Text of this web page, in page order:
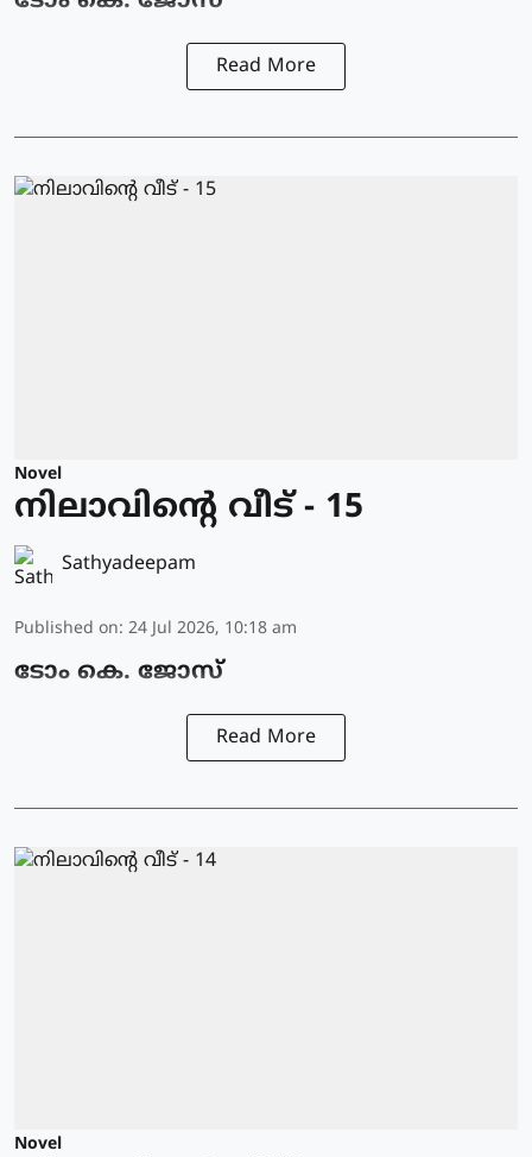
Read More
Novel
നിലാവിന്റെ വീട് - 15
Sathyadeepam
Published on: 24 Jul 2026, 10:18 am
ടോം കെ. ജോസ്
Read More
Novel